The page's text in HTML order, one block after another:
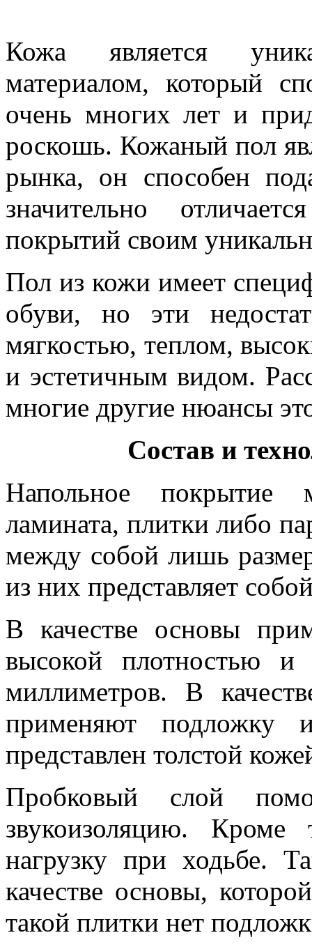
Кожа является
материалом, который
очень многих лет и
роскошь. Кожаный пол
рынка, он способен
значительно
покрытий своим
Пол из кожи имеет
обуви, но эти
мягкостью, теплом,
и эстетичным видом.
многие другие нюансы
Состав и
Напольное покрытие
ламината, плитки либо
между собой лишь
из них представляет
В качестве основы
высокой плотностью
миллиметров. В
применяют подложку
представлен толстой
Пробковый слой
звукоизоляцию.
нагрузку при ходьбе.
качестве основы,
такой плитки нет